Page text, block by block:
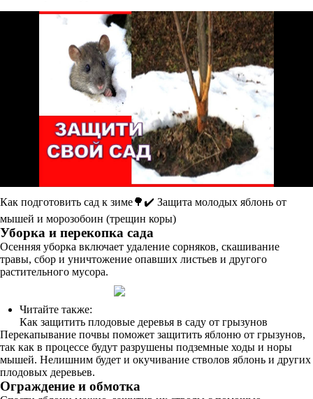
Как подготовить сад к зиме🌳✔️ Защита молодых яблонь от
мышей и морозобоин (трещин коры)
Уборка и перекопка сада
Осенняя уборка включает удаление сорняков, скашивание
травы, сбор и уничтожение опавших листьев и другого
растительного мусора.
Читайте также:
Как защитить плодовые деревья в саду от грызунов
Перекапывание почвы поможет защитить яблоню от грызунов,
так как в процессе будут разрушены подземные ходы и норы
мышей. Нелишним будет и окучивание стволов яблонь и других
плодовых деревьев.
Ограждение и обмотка